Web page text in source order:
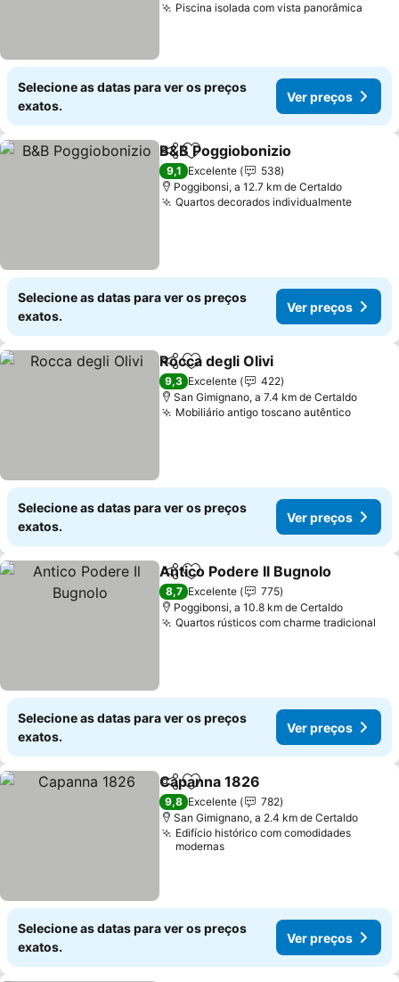
Piscina isolada com vista panorâmica
Selecione as datas para ver os preços
exatos.
Ver preços
PartilharAdicionar aos favoritos
B&B Poggiobonizio
9,1 Excelente
538
Poggibonsi, a 12.7 km de Certaldo
Quartos decorados individualmenteVer
Selecione as datas para ver os preços
exatos.
Ver preços
PartilharAdicionar aos favoritos
Rocca degli Olivi
9,3 Excelente
422
San Gimignano, a 7.4 km de Certaldo
Mobiliário antigo toscano autênticoVer
Selecione as datas para ver os preços
exatos.
Ver preços
PartilharAdicionar aos favoritos
Antico Podere Il Bugnolo
8,7 Excelente
775
Poggibonsi, a 10.8 km de Certaldo
Quartos rústicos com charme tradicional
Selecione as datas para ver os preços
exatos.
Ver preços
PartilharAdicionar aos favoritos
Capanna 1826
9,8 Excelente
782
San Gimignano, a 2.4 km de Certaldo
Edifício histórico com comodidades
modernas
Selecione as datas para ver os preços
exatos.
Ver preços